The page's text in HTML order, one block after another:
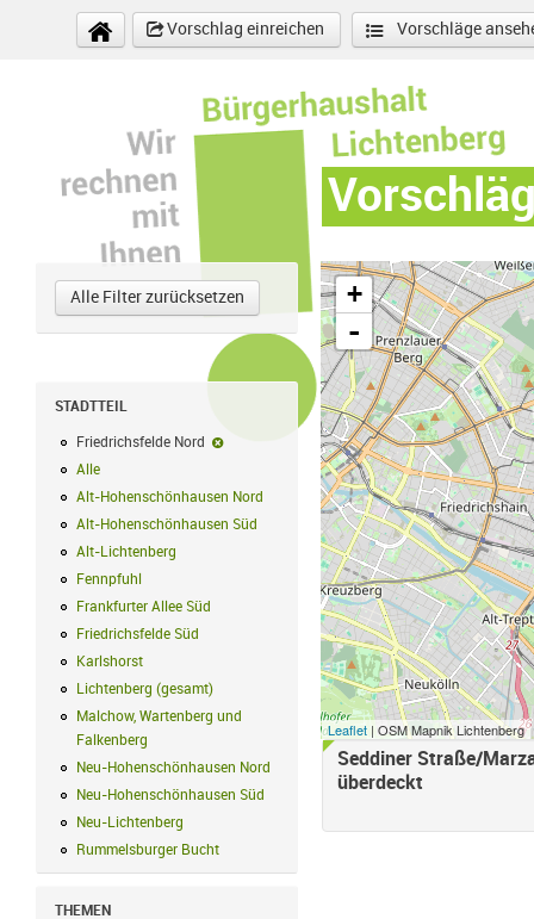
Direkt zum Inhalt
Vorschlag einreichen
Vorschläge
Alle Filter zurücksetzen
STADTTEIL
Friedrichsfelde Nord
Friedrichsfelde Nord-Filter entfernen
Alle
Alt-Hohenschönhausen Nord
Alt-Hohenschönhausen Nord Filter
Alt-Hohenschönhausen Süd
Alt-Hohenschönhausen Süd Filter
Alt-Lichtenberg Alt-Lichtenberg Filter anwenden
Fennpfuhl
Frankfurter Allee Süd
Frankfurter Allee Süd Filter anwenden
Friedrichsfelde Süd
Friedrichsfelde Süd Filter anwenden
Karlshorst
Lichtenberg (gesamt) Lichtenberg (gesamt) Filter anwenden
Malchow, Wartenberg und
Falkenberg Malchow, Wartenberg und Falkenberg Filter anwenden
Neu-Hohenschönhausen Nord
Neu-Hohenschönhausen Nord Filter
Neu-Hohenschönhausen Süd
Neu-Lichtenberg
Rummelsburger Bucht
THEMEN
+
-
Leaflet | OSM Mapnik Lichtenberg
Seddiner Straße/
überdeckt